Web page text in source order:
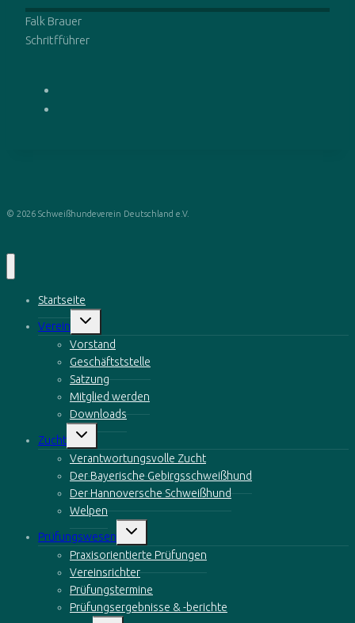
Falk Brauer
Schritfführer
© 2026 Schweißhundeverein Deutschland e.V.
Startseite
Verein
Untermenü
Vorstand
Geschäftststelle
Satzung
Mitglied werden
Downloads
Zucht
Untermenü
Verantwortungsvolle Zucht
Der Bayerische Gebirgsschweißhund
Der Hannoversche Schweißhund
Welpen
Prüfungswesen
Untermenü
Praxisorientierte Prüfungen
Vereinsrichter
Prüfungstermine
Prüfungsergebnisse & -berichte